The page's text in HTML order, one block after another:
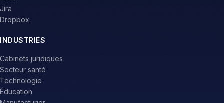
Jira
Dropbox
INDUSTRIES
Cabinets juridiques
Secteur santé
Technologie
Éducation
Manufacturier